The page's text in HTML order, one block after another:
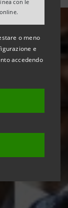
con le
o meno
e
accedendo